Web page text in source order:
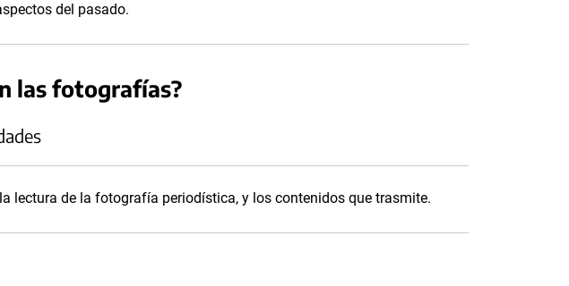
del pasado.
las fotografías?
lectura de la fotografía periodística, y los contenidos que trasmite.